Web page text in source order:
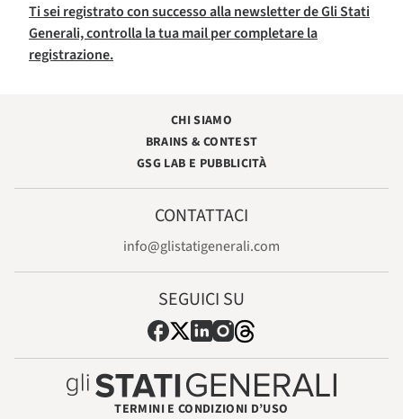
Ti sei registrato con successo alla newsletter de Gli Stati
Generali, controlla la tua mail per completare la
registrazione.
CHI SIAMO
BRAINS & CONTEST
GSG LAB E PUBBLICITÀ
CONTATTACI
info@glistatigenerali.com
SEGUICI SU
TERMINI E CONDIZIONI D’USO